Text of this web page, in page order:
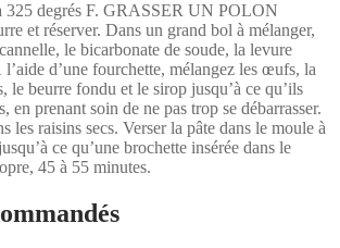
325 degrés F. GRASSER UN POLON
et réserver. Dans un grand bol à mélanger,
le bicarbonate de soude, la levure
d’une fourchette, mélangez les œufs, la
le beurre fondu et le sirop jusqu’à ce qu’ils
en prenant soin de ne pas trop se débarrasser.
les raisins secs. Verser la pâte dans le moule à
ce qu’une brochette insérée dans le
45 à 55 minutes.